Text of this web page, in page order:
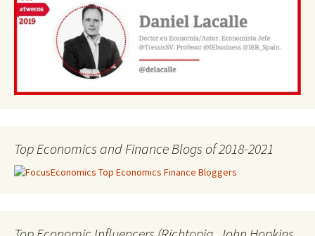
Top Economics and Finance Blogs of 2018-2021